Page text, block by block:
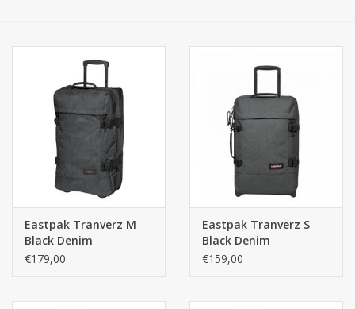
Eastpak Tranverz M
Black Denim
€179,00
Eastpak Tranverz S
Black Denim
handbagage reiskoffer
€159,00